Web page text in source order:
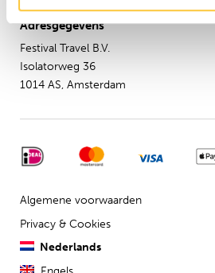
Adresgegevens
Festival Travel B.V.
Isolatorweg 36
1014 AS, Amsterdam
Algemene voorwaarden
Privacy & Cookies
Nederlands